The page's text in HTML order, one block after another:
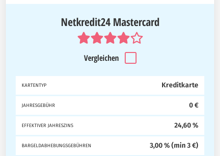
Netkredit24 Mastercard
Vergleichen
KARTENTYP Kreditkarte
JAHRESGEBÜHR 0 €
EFFEKTIVER JAHRESZINS 24,60 %
BARGELDABHEBUNGSGEBÜHREN 3,00 % (min 3 €)